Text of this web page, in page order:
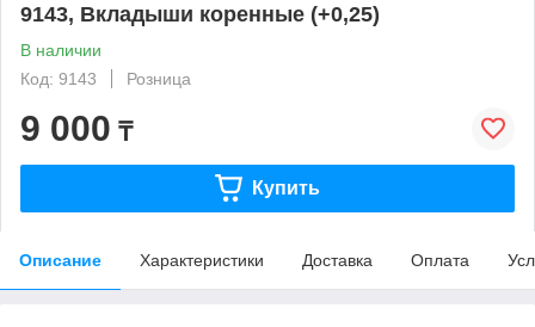
9143, Вкладыши коренные (+0,25)
В наличии
Код: 9143
Розница
9 000 ₸
Купить
Описание Характеристики Доставка Оплата